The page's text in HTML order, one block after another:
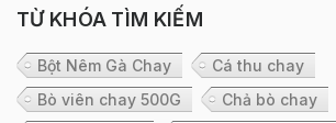
TỪ KHÓA TÌM KIẾM
Bột Nêm Gà Chay
Cá thu chay
Bò viên chay 500G
Chả bò chay